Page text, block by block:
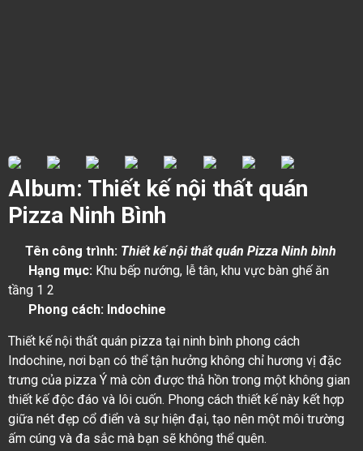
Album: Thiết kế nội thất quán
Pizza Ninh Bình
Tên công trình: Thiết kế nội thất quán Pizza Ninh bình
Hạng mục: Khu bếp nướng, lễ tân, khu vực bàn ghế ăn
tầng 1 2
Phong cách: Indochine
Thiết kế nội thất quán pizza tại ninh bình phong cách
Indochine, nơi bạn có thể tận hưởng không chỉ hương vị đặc
trưng của pizza Ý mà còn được thả hồn trong một không gian
thiết kế độc đáo và lôi cuốn. Phong cách thiết kế này kết hợp
giữa nét đẹp cổ điển và sự hiện đại, tạo nên một môi trường
ấm cúng và đa sắc mà bạn sẽ không thể quên.